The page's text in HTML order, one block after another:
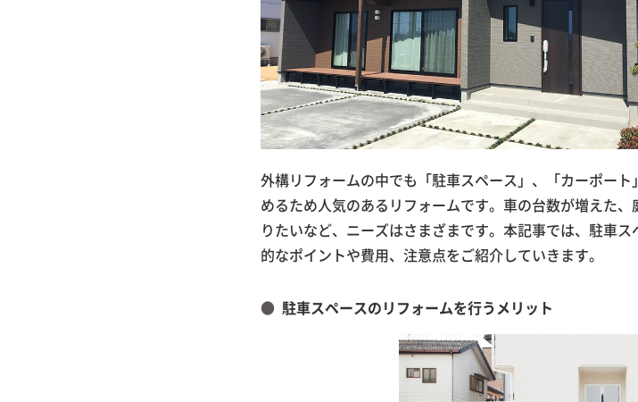
外構リフォームの中でも「駐車スペース」、「カーポー
めるため人気のあるリフォームです。車の台数が増えた
りたいなど、ニーズはさまざまです。本記事では、駐車
的なポイントや費用、注意点をご紹介していきます。
駐車スペースのリフォームを行うメリット